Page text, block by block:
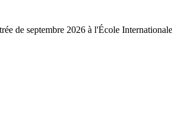
de septembre 2026 à l'École